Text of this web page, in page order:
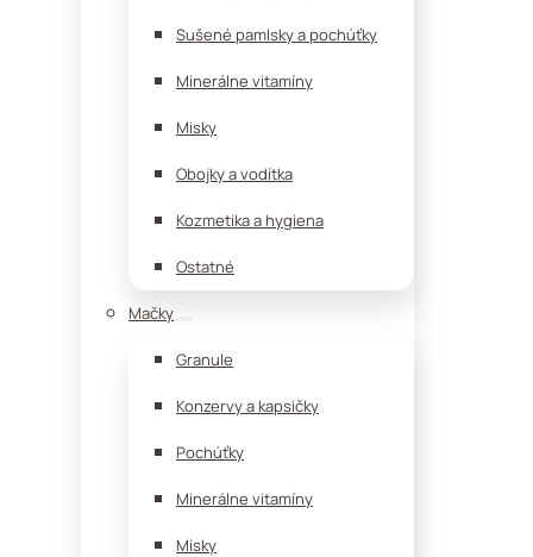
Sušené pamlsky a pochúťky
Minerálne vitamíny
Misky
Obojky a vodítka
Kozmetika a hygiena
Ostatné
Mačky
Granule
Konzervy a kapsičky
Pochúťky
Minerálne vitamíny
Misky